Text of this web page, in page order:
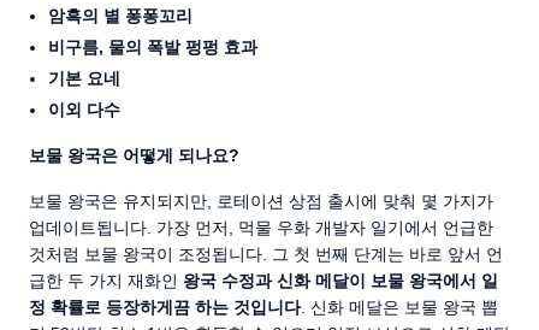
암흑의 별 퐁퐁꼬리
비구름, 물의 폭발 펑펑 효과
기본 요네
이외 다수
보물 왕국은 어떻게 되나요?
보물 왕국은 유지되지만, 로테이션 상점 출시에 맞춰 몇 가지가
업데이트됩니다. 가장 먼저, 먹물 우화 개발자 일기에서 언급한
것처럼 보물 왕국이 조정됩니다. 그 첫 번째 단계는 바로 앞서 언
급한 두 가지 재화인 왕국 수정과 신화 메달이 보물 왕국에서 일
정 확률로 등장하게끔 하는 것입니다. 신화 메달은 보물 왕국 뽑